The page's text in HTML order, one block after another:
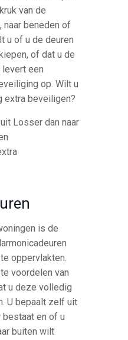
van de
naar beneden of
u of u de deuren
of dat u de
een
op. Wilt u
extra beveiligen?
Losser dan naar
is de
oppervlakten.
voordelen van
u deze volledig
U bepaalt zelf uit
bestaat en of u
buiten wilt